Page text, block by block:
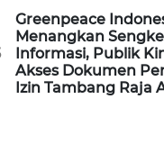
Greenpeace
Menangkan
Informasi, Publik
Akses Dokumen
Izin Tambang Raja